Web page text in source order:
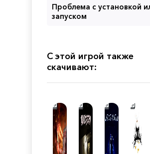
Проблема с установкой
запуском
С этой игрой также
скачивают: